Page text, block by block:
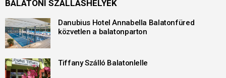
BALATONI SZÁLLÁSHELYEK
Danubius Hotel Annabella Balatonfüred
közvetlen a balatonparton
Tiffany Szálló Balatonlelle